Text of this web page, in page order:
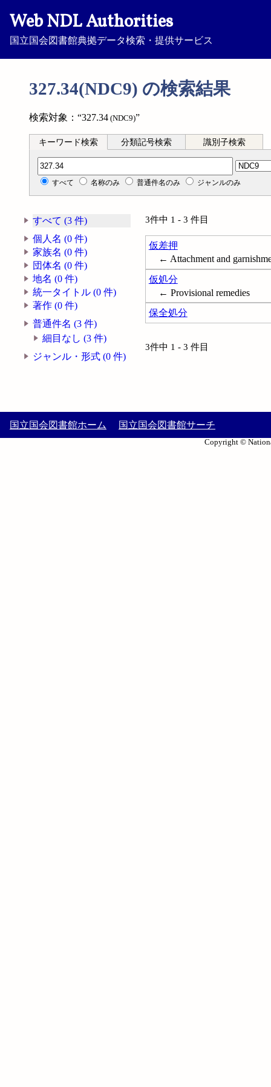
Web NDL Authorities
国立国会図書館典拠データ検索・提供サービス
327.34(NDC9) の検索結果
検索対象：“327.34 (NDC9)”
キーワード検索 分類記号検索 識別子検索
分類記号検索
すべて 名称のみ 普通件名のみ ジャンルのみ
すべて (3 件)
個人名 (0 件)
家族名 (0 件)
団体名 (0 件)
地名 (0 件)
統一タイトル (0 件)
著作 (0 件)
普通件名 (3 件)
細目なし (3 件)
ジャンル・形式 (0 件)
3件中 1 - 3 件目
仮差押
← Attachment and
仮処分
← Provisional remedies
保全処分
3件中 1 - 3 件目
国立国会図書館ホーム 国立国会図書館サーチ
Copyright ©